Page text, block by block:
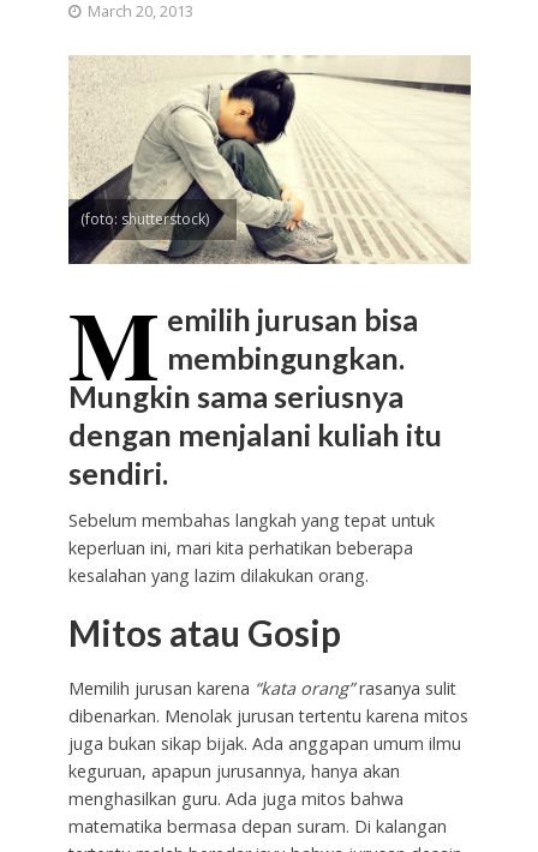
March 20, 2013
(foto: shutterstock)
M emilih jurusan bisa
membingungkan.
Mungkin sama seriusnya
dengan menjalani kuliah itu
sendiri.
Sebelum membahas langkah yang tepat untuk
keperluan ini, mari kita perhatikan beberapa
kesalahan yang lazim dilakukan orang.
Mitos atau Gosip
Memilih jurusan karena “kata orang”rasanya sulit
dibenarkan. Menolak jurusan tertentu karena mitos
juga bukan sikap bijak. Ada anggapan umum ilmu
keguruan, apapun jurusannya, hanya akan
menghasilkan guru. Ada juga mitos bahwa
matematika bermasa depan suram. Di kalangan